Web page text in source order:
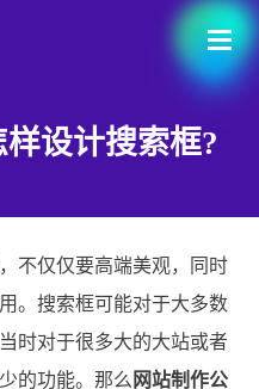
设计搜索框?
仅仅要高端美观，同时
。搜索框可能对于大多数
时对于很多大的大站或者
的功能。那么 网站制作公